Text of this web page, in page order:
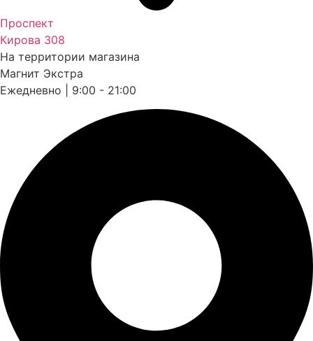
Проспект
Кирова 308
На территории магазина
Магнит Экстра
Ежедневно | 9:00 - 21:00